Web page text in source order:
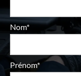
Nom*
Prénom*